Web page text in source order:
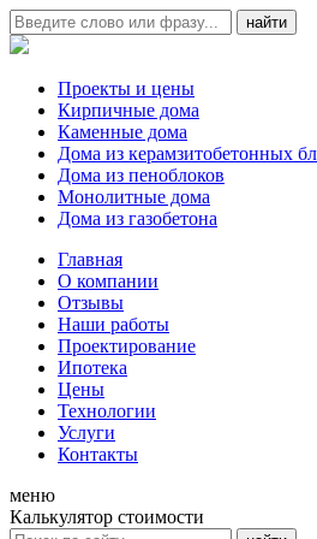
Проекты и цены
Кирпичные дома
Каменные дома
Дома из керамзитобетонных
Дома из пеноблоков
Монолитные дома
Дома из газобетона
Главная
О компании
Отзывы
Наши работы
Проектирование
Ипотека
Цены
Технологии
Услуги
Контакты
меню
Калькулятор стоимости